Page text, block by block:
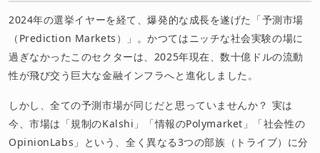
2024年の選挙イヤーを経て、爆発的な成長を遂げた「予測市場
（Prediction Markets）」。かつてはニッチな社会実験の場に
過ぎなかったこのセクターは、2025年現在、数十億ドルの流動
性が飛び交う巨大な金融インフラへと進化しました。
しかし、全ての予測市場が同じだと思っていませんか？ 実は
今、市場は「規制のKalshi」「情報のPolymarket」「社会性の
OpinionLabs」という、全く異なる3つの部族（トライブ）に分